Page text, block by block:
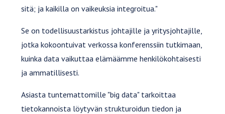
sitä; ja kaikilla on vaikeuksia integroitua."
Se on todellisuustarkistus johtajille ja yritysjohtajille,
jotka kokoontuivat verkossa konferenssiin tutkimaan,
kuinka data vaikuttaa elämäämme henkilökohtaisesti
ja ammatillisesti.
Asiasta tuntemattomille "big data" tarkoittaa
tietokannoista löytyvän strukturoidun tiedon ja